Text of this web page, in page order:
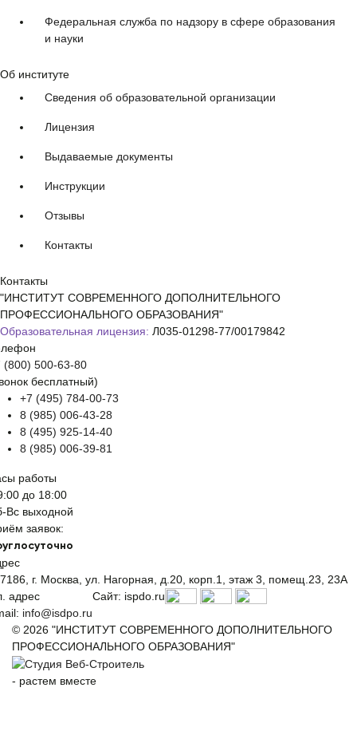
Федеральная служба по надзору в сфере образования
и науки
Об институте
Сведения об образовательной организации
Лицензия
Выдаваемые документы
Инструкции
Отзывы
Контакты
Контакты
"ИНСТИТУТ СОВРЕМЕННОГО ДОПОЛНИТЕЛЬНОГО
ПРОФЕССИОНАЛЬНОГО ОБРАЗОВАНИЯ"
Образовательная лицензия: Л035-01298-77/00179842
(800) 500-63-80
бесплатный)
+7 (495) 784-00-73
8 (985) 006-43-28
8 (495) 925-14-40
8 (985) 006-39-81
работы
до 18:00
Вс выходной
заявок:
г. Москва, ул. Нагорная, д.20, корп.1, этаж 3, помещ.23, 23А
адрес
info@isdpo.ru
Сайт: ispdo.ru
© 2026 "ИНСТИТУТ СОВРЕМЕННОГО ДОПОЛНИТЕЛЬНОГО
ПРОФЕССИОНАЛЬНОГО ОБРАЗОВАНИЯ"
- растем вместе